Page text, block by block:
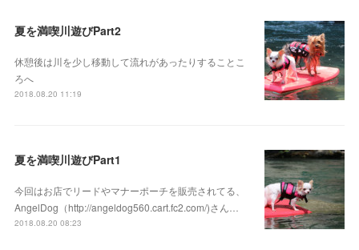
夏を満喫川遊びPart2
休憩後は川を少し移動して流れがあったりすることこ
ろへ
2018.08.20 11:19
夏を満喫川遊びPart1
今回はお店でリードやマナーポーチを販売されてる、
AngelDog（http://angeldog560.cart.fc2.com/)さん…
2018.08.20 08:23